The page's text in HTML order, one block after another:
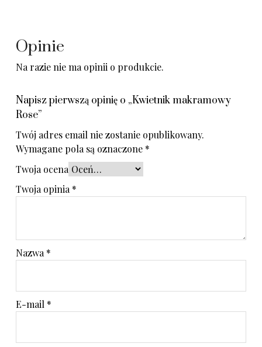
Opinie
Na razie nie ma opinii o produkcie.
Napisz pierwszą opinię o „Kwietnik makramowy
Rose”
Twój adres email nie zostanie opublikowany.
Wymagane pola są oznaczone *
Twoja ocena
Twoja opinia *
Nazwa *
E-mail *